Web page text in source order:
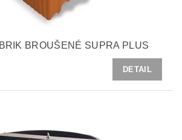
BROUŠENÉ SUPRA PLUS
DETAIL